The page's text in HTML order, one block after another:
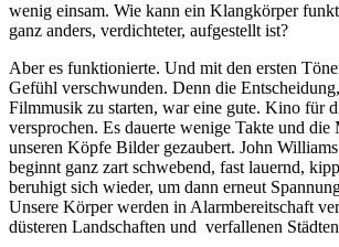
wenig einsam. Wie kann ein Klangkörper
ganz anders, verdichteter, aufgestellt ist?
Aber es funktionierte. Und mit den ersten
Gefühl verschwunden. Denn die
Filmmusik zu starten, war eine gute. Kino für
versprochen. Es dauerte wenige Takte und die
unseren Köpfe Bilder gezaubert. John
beginnt ganz zart schwebend, fast lauernd,
beruhigt sich wieder, um dann erneut
Unsere Körper werden in Alarmbereitschaft
düsteren Landschaften und verfallenen